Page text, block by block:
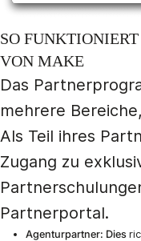
SO
VON MAKE
Das
mehrere
Als Teil ihres
Zugang zu
Partnerportal.
Agenturpartner: Dies